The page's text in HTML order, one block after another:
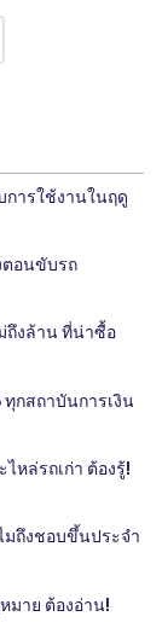
การใช้งานในฤดู
อนขับรถ
ถึงล้าน ที่น่าซื้อ
กสถาบันการเงิน
หล่รถเก่า ต้องรู้!
มถึงชอบขึ้นประจำ
มาย ต้องอ่าน!